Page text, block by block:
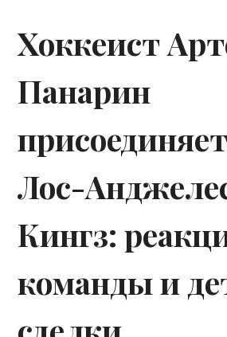
Хоккеист
Панарин
Лос-
Кингз:
команды и